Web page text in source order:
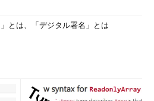
」とは、「デジタル署名」とは